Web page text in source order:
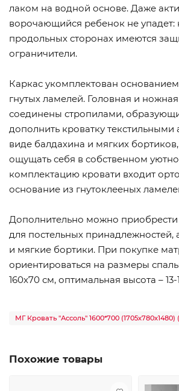
лаком на водной основе. Даже
ворочающийся ребенок не упадет:
продольных сторонах имеются
ограничители.
Каркас укомплектован
гнутых ламелей. Головная и
соединены стропилами,
дополнить кроватку текстильными
виде балдахина и мягких
ощущать себя в собственном
комплектацию кровати входит
основание из гнутоклееных
Дополнительно можно
для постельных принадлежностей,
и мягкие бортики. При покупке
ориентироваться на размеры
160х70 см, оптимальная высота – 13-
МГ Кровать "Ассоль" 1600*700
Похожие товары